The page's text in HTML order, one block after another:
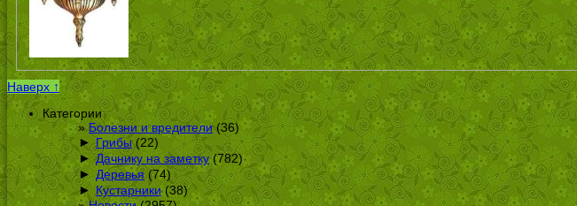
Наверх ↑
Категории
Болезни и вредители(36)
► Грибы(22)
► Дачнику на заметку(782)
► Деревья(74)
► Кустарники(38)